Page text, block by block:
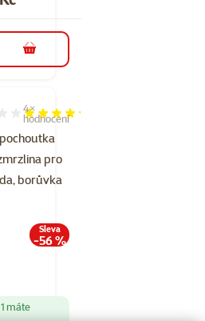
do košíku
pro
borůvka
85%, počet hodnocení: 4
4×
hodnocení
Sleva
-56 %
máte